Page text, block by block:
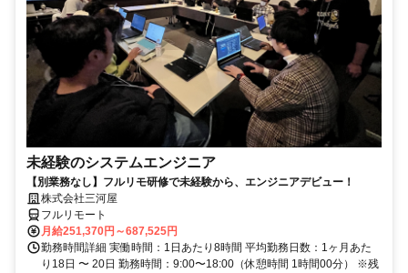
未経験のシステムエンジニア
【別業務なし】フルリモ研修で未経験から、エンジニアデビュー！
株式会社三河屋
フルリモート
月給251,370円～687,525円
勤務時間詳細 実働時間：1日あたり8時間 平均勤務日数：1ヶ月あた
り18日 〜 20日 勤務時間：9:00〜18:00（休憩時間 1時間00分） ※残